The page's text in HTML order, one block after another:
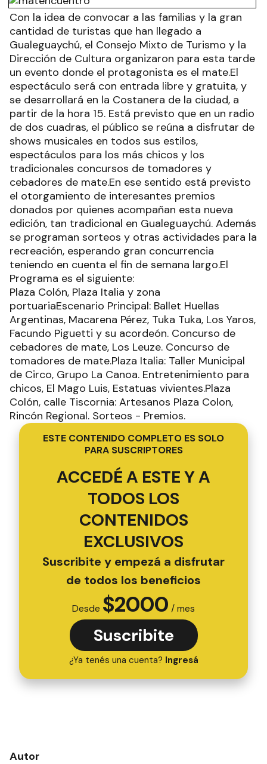
Con la idea de convocar a las familias y la gran
cantidad de turistas que han llegado a
Gualeguaychú, el Consejo Mixto de Turismo y la
Dirección de Cultura organizaron para esta tarde
un evento donde el protagonista es el mate.El
espectáculo será con entrada libre y gratuita, y
se desarrollará en la Costanera de la ciudad, a
partir de la hora 15. Está previsto que en un radio
de dos cuadras, el público se reúna a disfrutar de
shows musicales en todos sus estilos,
espectáculos para los más chicos y los
tradicionales concursos de tomadores y
cebadores de mate.En ese sentido está previsto
el otorgamiento de interesantes premios
donados por quienes acompañan esta nueva
edición, tan tradicional en Gualeguaychú. Además
se programan sorteos y otras actividades para la
recreación, esperando gran concurrencia
teniendo en cuenta el fin de semana largo.El
Programa es el siguiente:
Plaza Colón, Plaza Italia y zona
portuariaEscenario Principal: Ballet Huellas
Argentinas, Macarena Pérez, Tuka Tuka, Los Yaros,
Facundo Piguetti y su acordeón. Concurso de
cebadores de mate, Los Leuze. Concurso de
tomadores de mate.Plaza Italia: Taller Municipal
de Circo, Grupo La Canoa. Entretenimiento para
chicos, El Mago Luis, Estatuas vivientes.Plaza
Colón, calle Tiscornia: Artesanos Plaza Colon,
Rincón Regional. Sorteos - Premios.
ESTE CONTENIDO COMPLETO ES SOLO
PARA SUSCRIPTORES
ACCEDÉ A ESTE Y A
TODOS LOS
CONTENIDOS
EXCLUSIVOS
Suscribite y empezá a disfrutar
de todos los beneficios
Desde $2000 / mes
Suscribite
¿Ya tenés una cuenta? Ingresá
Autor